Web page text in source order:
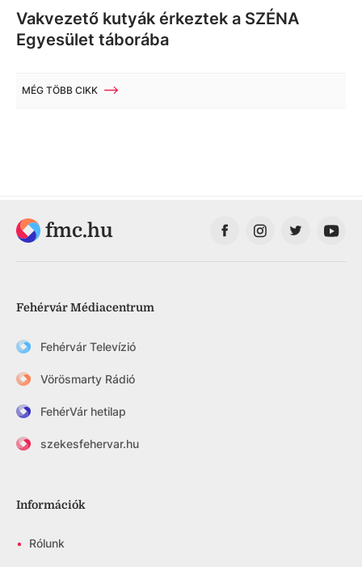
Vakvezető kutyák érkeztek a SZÉNA
Egyesület táborába
MÉG TÖBB CIKK
fmc.hu
Fehérvár Médiacentrum
Fehérvár Televízió
Vörösmarty Rádió
FehérVár hetilap
szekesfehervar.hu
Információk
• Rólunk